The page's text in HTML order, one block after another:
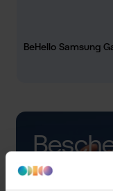
BeHello Samsung
met